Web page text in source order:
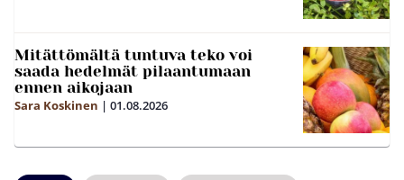
Mitättömältä tuntuva teko voi
saada hedelmät pilaantumaan
ennen aikojaan
Sara Koskinen | 01.08.2026